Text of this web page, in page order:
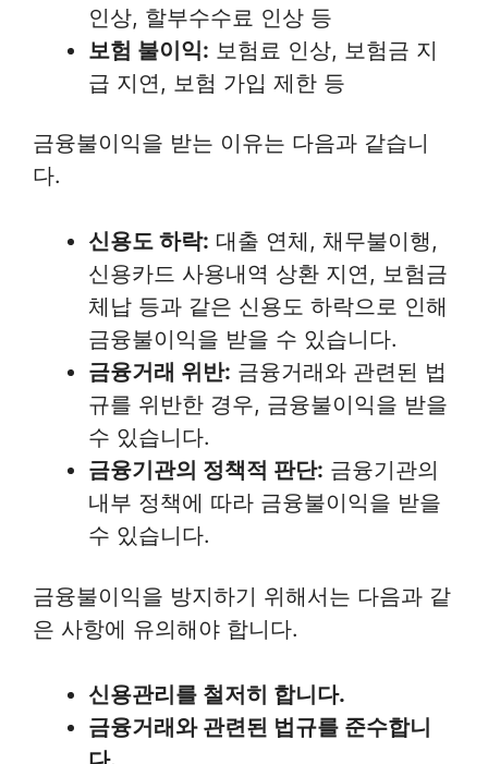
인상, 할부수수료 인상 등
보험 불이익: 보험료 인상, 보험금 지
급 지연, 보험 가입 제한 등
금융불이익을 받는 이유는 다음과 같습니
다.
신용도 하락: 대출 연체, 채무불이행,
신용카드 사용내역 상환 지연, 보험금
체납 등과 같은 신용도 하락으로 인해
금융불이익을 받을 수 있습니다.
금융거래 위반: 금융거래와 관련된 법
규를 위반한 경우, 금융불이익을 받을
수 있습니다.
금융기관의 정책적 판단: 금융기관의
내부 정책에 따라 금융불이익을 받을
수 있습니다.
금융불이익을 방지하기 위해서는 다음과 같
은 사항에 유의해야 합니다.
신용관리를 철저히 합니다.
금융거래와 관련된 법규를 준수합니